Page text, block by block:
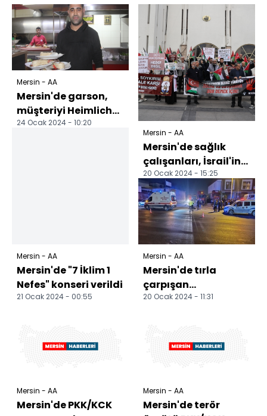
Mersin - AA
Mersin'de garson,
müşteriyi Heimlich
manevrasıyla
24 Ocak 2024 - 10:20
Mersin - AA
Mersin'de "7 İklim 1
Nefes" konseri verildi
21 Ocak 2024 - 00:55
Mersin - AA
Mersin'de sağlık
çalışanları, İsrail'in
saldırılarını protesto
etti
20 Ocak 2024 - 15:25
Mersin - AA
Mersin'de tırla
çarpışan
motosikletin
20 Ocak 2024 - 11:31
Mersin - AA
Mersin'de PKK/KCK
Mersin - AA
Mersin'de terör